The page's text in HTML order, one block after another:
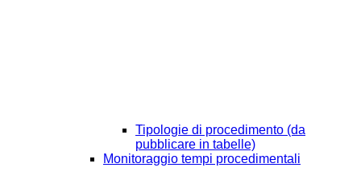
Tipologie di procedimento (da
pubblicare in tabelle)
Monitoraggio tempi procedimentali